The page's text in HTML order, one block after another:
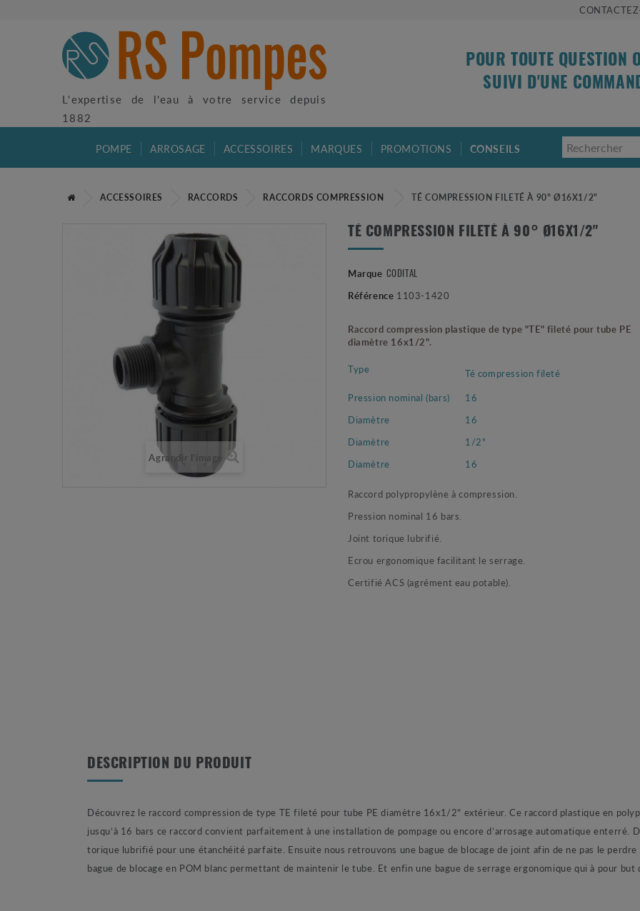
L'expertise de l'eau à votre service depuis
1882
POUR TOUTE QUESTION
SUIVI D'UNE
POMPE ARROSAGE ACCESSOIRES MARQUES PROMOTIONS CONSEILS
ACCESSOIRES RACCORDS RACCORDS COMPRESSION TÉ COMPRESSION FILETÉ À 90° Ø16X1/2"
Agrandir l'image
TÉ COMPRESSION FILETÉ À 90° Ø16X1/2"
Marque CODITAL
Référence 1103-1420
Raccord compression plastique de type "TE" fileté pour tube PE
diamètre 16x1/2".
Type
Té compression fileté
Pression nominal (bars)
16
Diamètre
16
Diamètre
1/2"
Diamètre
16
Raccord polypropylène à compression.
Pression nominal 16 bars.
Joint torique lubrifié.
Ecrou ergonomique facilitant le serrage.
Certifié ACS (agrément eau potable).
DESCRIPTION DU PRODUIT
Découvrez le raccord compression de type TE fileté pour tube PE diamètre 16x1/2" extérieur. Ce raccord plastique en
jusqu’à 16 bars ce raccord convient parfaitement à une installation de pompage ou encore d’arrosage automatique enterré.
torique lubrifié pour une étanchéité parfaite. Ensuite nous retrouvons une bague de blocage de joint afin de ne pas le
bague de blocage en POM blanc permettant de maintenir le tube. Et enfin une bague de serrage ergonomique qui à pour